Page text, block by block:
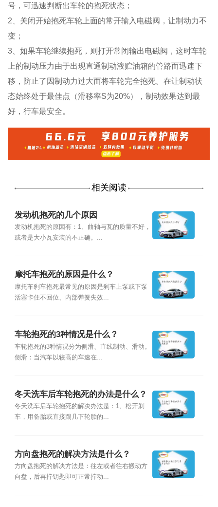
号，可迅速判断出车轮的抱死状态；
2、关闭开始抱死车轮上面的常开输入电磁阀，让制动力不
变；
3、如果车轮继续抱死，则打开常闭输出电磁阀，这时车轮
上的制动压力由于出现直通制动液贮油箱的管路而迅速下
移，防止了因制动力过大而将车轮完全抱死。在让制动状
态始终处于最佳点（滑移率S为20%），制动效果达到最
好，行车最安全。
相关阅读
发动机抱死的几个原因
发动机抱死的原因有：1、曲轴与瓦的质量不好，
或者是大小瓦安装的不正确。...
摩托车抱死的原因是什么？
摩托车刹车抱死最常见的原因是刹车上泵或下泵
活塞卡住不回位、内部弹簧失效...
车轮抱死的3种情况是什么？
车轮抱死的3种情况分为侧滑、直线制动、滑动。
侧滑：当汽车以较高的车速在...
冬天洗车后车轮抱死的办法是什么？
冬天洗车后车轮抱死的解决办法是：1、松开刹
车，用备胎或直接踢几下轮胎的...
方向盘抱死的解决方法是什么？
方向盘抱死的解决方法是：往左或者往右搬动方
向盘，后再拧钥匙即可正常拧动...